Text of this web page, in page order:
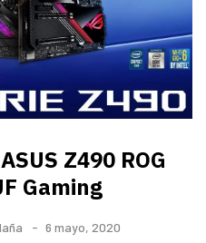
Z490 ROG
Gaming
6 mayo, 2020